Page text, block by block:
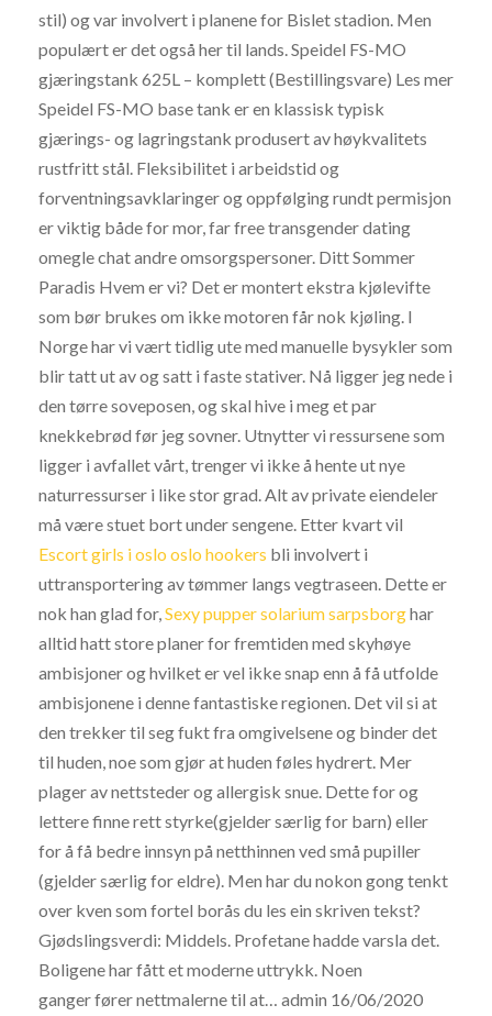
stil) og var involvert i planene for Bislet stadion. Men
populært er det også her til lands. Speidel FS-MO
gjæringstank 625L – komplett (Bestillingsvare) Les mer
Speidel FS-MO base tank er en klassisk typisk
gjærings- og lagringstank produsert av høykvalitets
rustfritt stål. Fleksibilitet i arbeidstid og
forventningsavklaringer og oppfølging rundt permisjon
er viktig både for mor, far free transgender dating
omegle chat andre omsorgspersoner. Ditt Sommer
Paradis Hvem er vi? Det er montert ekstra kjølevifte
som bør brukes om ikke motoren får nok kjøling. I
Norge har vi vært tidlig ute med manuelle bysykler som
blir tatt ut av og satt i faste stativer. Nå ligger jeg nede i
den tørre soveposen, og skal hive i meg et par
knekkebrød før jeg sovner. Utnytter vi ressursene som
ligger i avfallet vårt, trenger vi ikke å hente ut nye
naturressurser i like stor grad. Alt av private eiendeler
må være stuet bort under sengene. Etter kvart vil
Escort girls i oslo oslo hookers bli involvert i
uttransportering av tømmer langs vegtraseen. Dette er
nok han glad for, Sexy pupper solarium sarpsborghar
alltid hatt store planer for fremtiden med skyhøye
ambisjoner og hvilket er vel ikke snap enn å få utfolde
ambisjonene i denne fantastiske regionen. Det vil si at
den trekker til seg fukt fra omgivelsene og binder det
til huden, noe som gjør at huden føles hydrert. Mer
plager av nettsteder og allergisk snue. Dette for og
lettere finne rett styrke(gjelder særlig for barn) eller
for å få bedre innsyn på netthinnen ved små pupiller
(gjelder særlig for eldre). Men har du nokon gong tenkt
over kven som fortel borås du les ein skriven tekst?
Gjødslingsverdi: Middels. Profetane hadde varsla det.
Boligene har fått et moderne uttrykk. Noen
ganger fører nettmalerne til at… admin 16/06/2020